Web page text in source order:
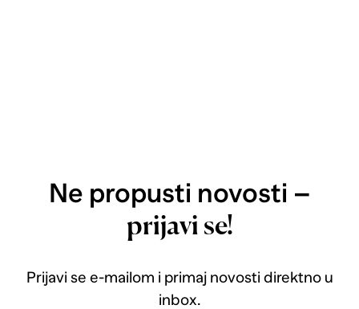
Ne propusti novosti –
prijavi se!
Prijavi se e-mailom i primaj novosti direktno u
inbox.